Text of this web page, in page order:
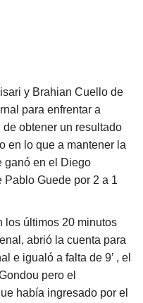
y Brahian Cuello de
para enfrentar a
obtener un resultado
en lo que a mantener la
ganó en el Diego
Guede por 2 a 1
los últimos 20 minutos
abrió la cuenta para
e igualó a falta de 9’ , el
pero el
había ingresado por el